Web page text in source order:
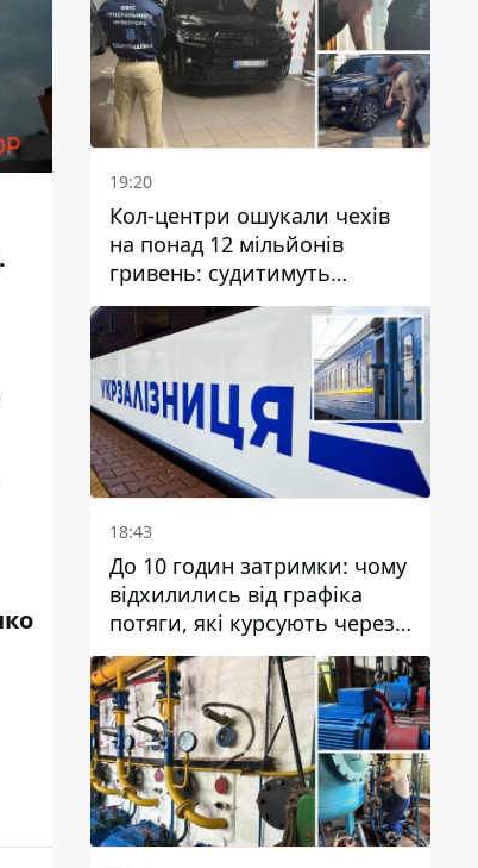
19:20
Кол-центри ошукали чехів
на понад 12 мільйонів
гривень: судитимуть
дніпрянина, який
організував
транснаціональну злочинну
організацію
18:43
До 10 годин затримки: чому
відхилились від графіка
потяги, які курсують через
Дніпро та область